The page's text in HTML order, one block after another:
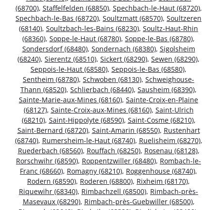
(68700), Staffelfelden (68850), Spechbach-le-Haut (68720),
Spechbach-le-Bas (68720), Soultzmatt (68570), Soultzeren
(68140), Soultzbach-les-Bains (68230), Soultz-Haut-Rhin
(68360), Soppe-le-Haut (68780), Soppe-le-Bas (68780),
Sondersdorf (68480), Sondernach (68380), Sigolsheim
(68240), Sierentz (68510), Sickert (68290), Sewen (68290),
Seppois-le-Haut (68580), Seppois-le-Bas (68580),
Sentheim (68780), Schwoben (68130), Schweighouse-
Thann (68520), Schlierbach (68440), Sausheim (68390),
Sainte-Marie-aux-Mines (68160), Sainte-Croix-en-Plaine
(68127), Sainte-Croix-aux-Mines (68160), Saint-Ulrich
(68210), Saint-Hippolyte (68590), Saint-Cosme (68210),
Saint-Bernard (68720), Saint-Amarin (68550), Rustenhart
(68740), Rumersheim-le-Haut (68740), Ruelisheim (68270),
Ruederbach (68560), Rouffach (68250), Rosenau (68128),
Rorschwihr (68590), Roppentzwiller (68480), Rombach-le-
Franc (68660), Romagny (68210), Roggenhouse (68740),
Rodern (68590), Roderen (68800), Rixheim (68170),
Riquewihr (68340), Rimbachzell (68500), Rimbach-près-
Masevaux (68290), Rimbach-près-Guebwiller (68500),